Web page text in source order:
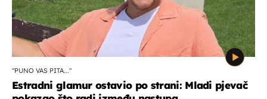
"PUNO VAS PITA..."
Estradni glamur ostavio po strani: Mladi pjevač